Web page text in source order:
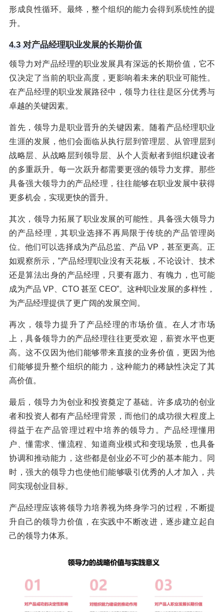
形成良性循环。最终，整个组织的能力会得到系统性的提
升。
4.3 对产品经理职业发展的长期价值
领导力对产品经理的职业发展具有深远的长期价值，它不
仅决定了当前的职业高度，更影响着未来的职业可能性。
在产品经理的职业发展路径中，领导力往往是区分优秀与
卓越的关键因素。
首先，领导力是职业晋升的关键因素。随着产品经理职业
生涯的发展，他们会面临从执行层到管理层、从管理层到
战略层、从战略层到领导层、从个人贡献者到组织建设者
的多重跃升。每一次跃升都需要更强的领导力支撑。那些
具备强大领导力的产品经理，往往能够在职业发展中获得
更多机会，实现更快的晋升。
其次，领导力拓展了职业发展的可能性。具备强大领导力
的产品经理，其职业选择不再局限于传统的产品管理岗
位。他们可以选择成为产品总监、产品 VP，甚至更高。正
如观察所示，”产品经理职业没有天花板，不论设计、技术
还是算法出身的产品经理，只要有愿力、有魄力，也可能
成为产品 VP、CTO 甚至 CEO”。这种职业发展的多样性，
为产品经理提供了更广阔的发展空间。
再次，领导力提升了产品经理的市场价值。在人才市场
上，具备领导力的产品经理往往更受欢迎，薪资水平也更
高。这不仅因为他们能够带来直接的业务价值，更因为他
们能够提升整个组织的能力，这种能力的稀缺性决定了其
高价值。
最后，领导力为创业和投资奠定了基础。许多成功的创业
者和投资人都有产品经理背景，而他们的成功很大程度上
得益于在产品管理过程中培养的领导力。产品经理懂用
户、懂需求、懂流程、知道商业模式和变现场景，也具备
协调和推动能力，这些都是创业必不可少的基本能力。同
时，强大的领导力也使他们能够吸引优秀的人才加入，共
同实现创业目标。
产品经理应该将领导力培养视为终身学习的过程，不断提
升自己的领导力价值，在实践中不断改进，逐步建立起自
己的领导力体系。